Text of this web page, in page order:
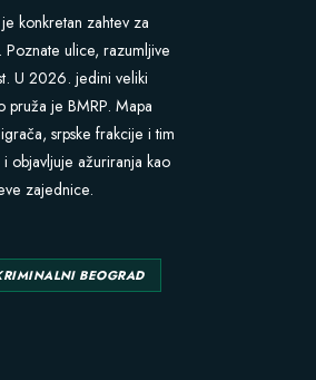
konkretan zahtev za
ulice, razumljive
U 2026. jedini veliki
pruža je BMRP. Mapa
srpske frakcije i tim
objavljuje ažuriranja kao
zajednice.
BEOGRAD